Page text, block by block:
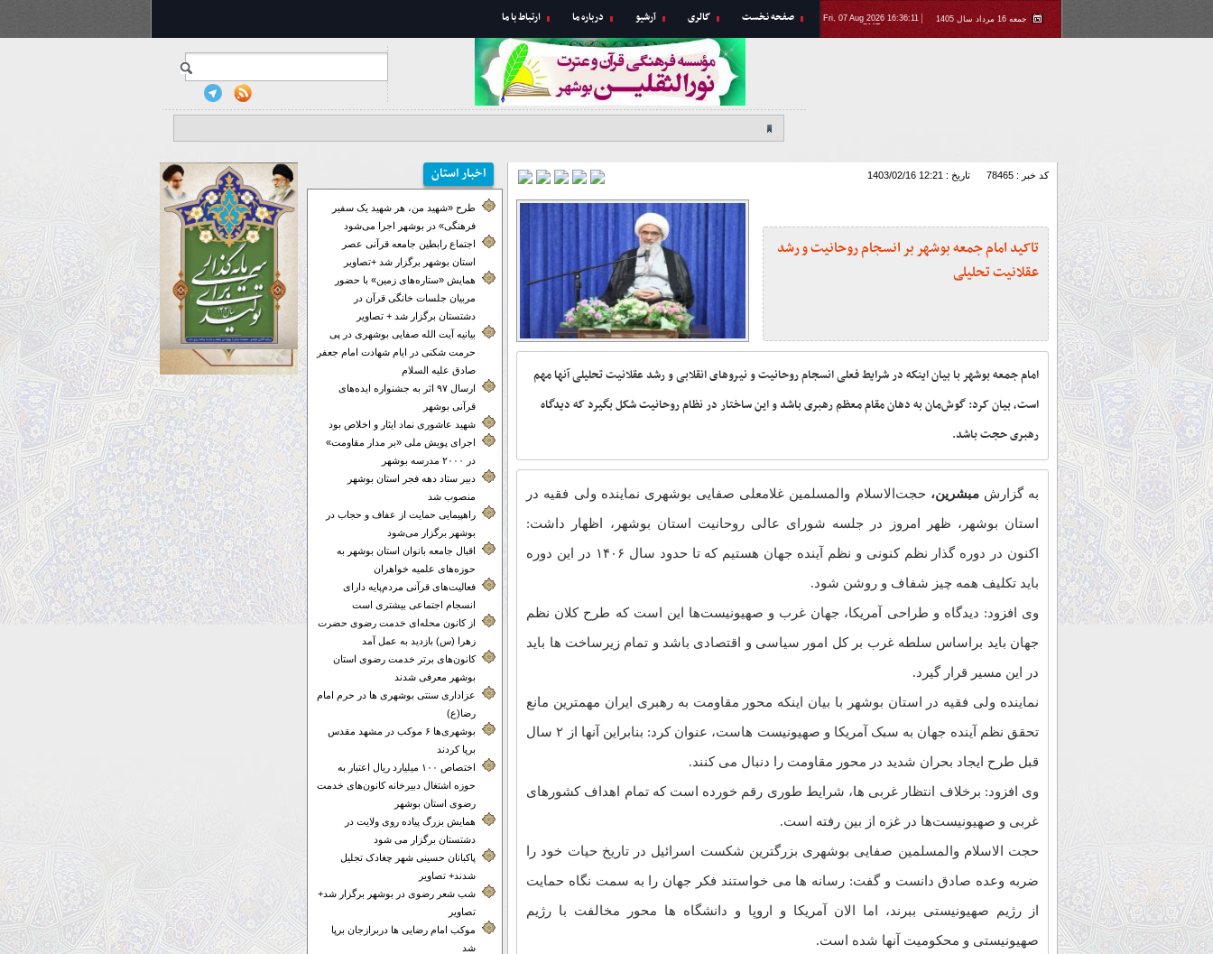
جمعه 16 مرداد سال 1405
Fri, 07 Aug 2026 16:36:11
GMT
صفحه نخست گالری آرشیو درباره ما ارتباط با ما
کد خبر : 78465 تاریخ : 1403/02/16 12:21
تاکید امام جمعه بوشهر بر انسجام روحانیت و رشد
عقلانیت تحلیلی
امام جمعه بوشهر با بیان اینکه در شرایط فعلی انسجام روحانیت و نیروهای انقلابی و رشد عقلانیت تحلیلی آنها مهم
است، بیان کرد: گوش‌مان به دهان مقام معظم رهبری باشد و این ساختار در نظام روحانیت شکل بگیرد که دیدگاه
رهبری حجت باشد.
به گزارشمبشرین، حجت‌الاسلام والمسلمین غلامعلی صفایی بوشهری نماینده ولی فقیه در
استان بوشهر، ظهر امروز در جلسه شورای عالی روحانیت استان بوشهر، اظهار داشت:
اکنون در دوره گذار نظم کنونی و نظم آینده جهان هستیم که تا حدود سال ۱۴۰۶ در این دوره
باید تکلیف همه چیز شفاف و روشن شود.
وی افزود: دیدگاه و طراحی آمریکا، جهان غرب و صهیونیست‌ها این است که طرح کلان نظم
جهان باید براساس سلطه غرب بر کل امور سیاسی و اقتصادی باشد و تمام زیرساخت ها باید
در این مسیر قرار گیرد.
نماینده ولی فقیه در استان بوشهر با بیان اینکه محور مقاومت به رهبری ایران مهمترین مانع
تحقق نظم آینده جهان به سبک آمریکا و صهیونیست هاست، عنوان کرد: بنابراین آنها از ۲ سال
قبل طرح ایجاد بحران شدید در محور مقاومت را دنبال می کنند.
وی افزود: برخلاف انتظار غربی ها، شرایط طوری رقم خورده است که تمام اهداف کشورهای
غربی و صهیونیست‌ها در غزه از بین رفته است.
حجت الاسلام والمسلمین صفایی بوشهری بزرگترین شکست اسرائیل در تاریخ حیات خود را
ضربه وعده صادق دانست و گفت: رسانه ها می خواستند فکر جهان را به سمت نگاه حمایت
از رژیم صهیونیستی ببرند، اما الان آمریکا و اروپا و دانشگاه ها محور مخالفت با رژیم
صهیونیستی و محکومیت آنها شده است.
اخبار استان
طرح «شهید من، هر شهید یک سفیر
فرهنگی» در بوشهر اجرا می‌شود
اجتماع رابطین جامعه قرآنی عصر
استان بوشهر برگزار شد +تصاویر
همایش «ستاره‌های زمین» با حضور
مربیان جلسات خانگی قرآن در
دشتستان برگزار شد + تصاویر
بیانیه آیت الله صفایی بوشهری در پی
حرمت شکنی در ایام شهادت امام جعفر
صادق علیه السلام
ارسال ۹۷ اثر به جشنواره ایده‌های
قرآنی بوشهر
شهید عاشوری نماد ایثار و اخلاص بود
اجرای پویش ملی «بر مدار مقاومت»
در ۲۰۰۰ مدرسه بوشهر
دبیر ستاد دهه فجر استان بوشهر
منصوب شد
راهپیمایی حمایت از عفاف و حجاب در
بوشهر برگزار می‌شود
اقبال جامعه بانوان استان بوشهر به
حوزه‌های علمیه خواهران
فعالیت‌های قرآنی مردم‌پایه دارای
انسجام اجتماعی بیشتری است
از کانون محله‌ای خدمت رضوی حضرت
زهرا (س) بازدید به عمل آمد
کانون‌های برتر خدمت رضوی استان
بوشهر معرفی شدند
عزاداری سنتی بوشهری ها در حرم امام
رضا(ع)
بوشهری‌ها ۶ موکب در مشهد مقدس
برپا کردند
اختصاص ۱۰۰ میلیارد ریال اعتبار به
حوزه اشتغال دبیرخانه کانون‌های خدمت
رضوی استان بوشهر
همایش بزرگ پیاده روی ولایت در
دشتستان برگزار می شود
پاکبانان حسینی شهر چغادک تجلیل
شدند+ تصاویر
شب شعر رضوی در بوشهر برگزار شد+
تصاویر
موکب‌ امام رضایی ها دربرازجان برپا
شد